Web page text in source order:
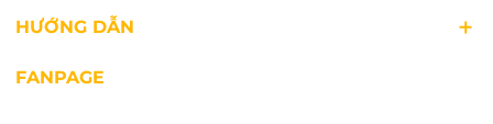
HƯỚNG DẪN
FANPAGE